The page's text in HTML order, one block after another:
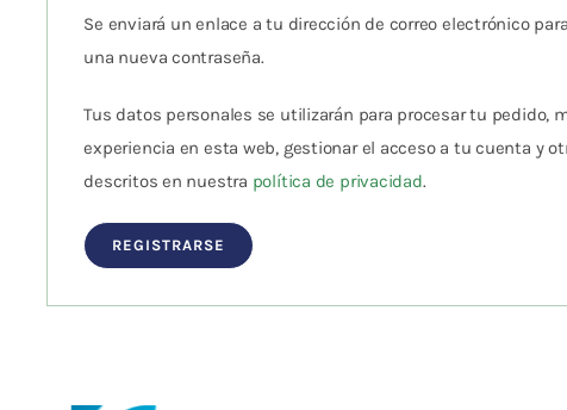
Se enviará un enlace a tu dirección de correo electrónico
una nueva contraseña.
Tus datos personales se utilizarán para procesar tu pedido,
experiencia en esta web, gestionar el acceso a tu cuenta y
descritos en nuestra política de privacidad.
REGISTRARSE